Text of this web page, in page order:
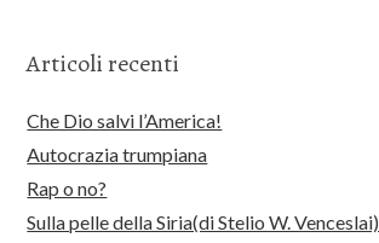
Articoli recenti
Che Dio salvi l’America!
Autocrazia trumpiana
Rap o no?
Sulla pelle della Siria(di Stelio W. Venceslai)